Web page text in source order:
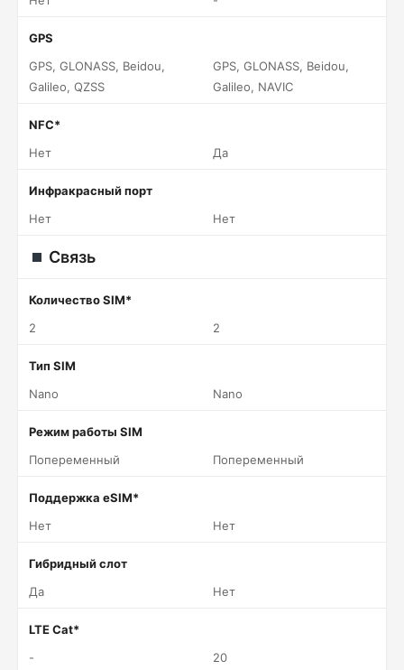
GPS
GPS, GLONASS, Beidou,
Galileo, QZSS
GPS, GLONASS, Beidou,
Galileo, NAVIC
NFC*
Нет
Да
Инфракрасный порт
Нет
Нет
Связь
Количество SIM*
2
2
Тип SIM
Nano
Nano
Режим работы SIM
Попеременный
Попеременный
Поддержка eSIM*
Нет
Нет
Гибридный слот
Да
Нет
LTE Cat*
-
20